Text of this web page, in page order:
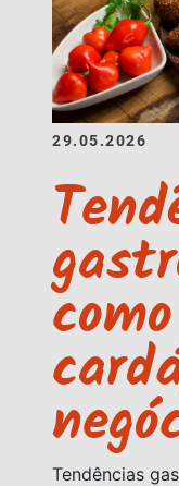
29.05.2026
Tendências